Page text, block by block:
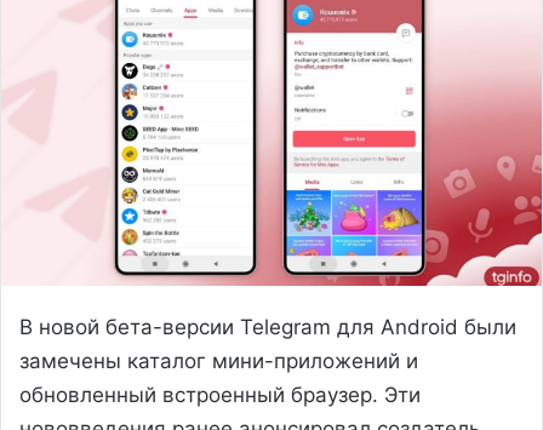
В новой бета-версии Telegram для Android были
замечены каталог мини-приложений и
обновленный встроенный браузер. Эти